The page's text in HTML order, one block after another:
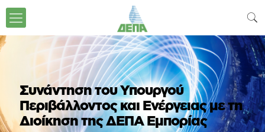
Συνάντηση του Υπουργού
Περιβάλλοντος και Ενέργειας με τη
Διοίκηση της ΔΕΠΑ Εμπορίας